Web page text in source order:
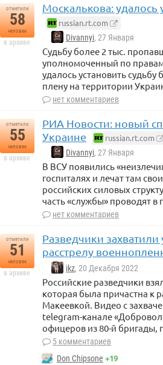
отметили
58
человек
в архиве
Москалькова: удалось
russian.rt.com
Divannyi, 27 Января
Судьбу более 2 тыс.
уполномоченный по
удалось установить судьбу
плену на территории
нет комментариев
отметили
55
человек
в архиве
РИА Новости: новый
Украине
russian.rt.com
Divannyi, 27 Января
В ВСУ появились
госпиталях и лечат там
российских силовых
часть «службы» проводят в
нет комментариев
отметили
51
человек
в архиве
Разведчики захватили
расстрелу
ikz, 20 Декабря 2022
Российские разведчики
которая была причастна к
Макеевкой. Видео с
telegram-канале
офицеров из 80-й бригады,
5 комментариев
Don Chipsone +19